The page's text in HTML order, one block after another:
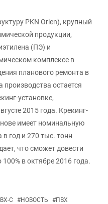
PKN Orlen), крупный
продукции,
(ПЭ) и
комплексе в
планового ремонта в
производства остается
установке,
2015 года. Крекинг-
имеет номинальную
год и 270 тыс. тонн
что сможет довести
в октябре 2016 года.
С #НОВОСТЬ #ПВХ